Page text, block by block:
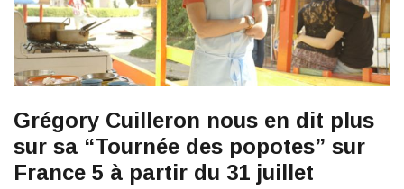
Grégory Cuilleron nous en dit plus
sur sa “Tournée des popotes” sur
France 5 à partir du 31 juillet